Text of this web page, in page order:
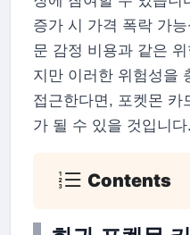
증가 시 가격 폭락 가
문 감정 비용과 같은
지만 이러한 위험성을
접근한다면, 포켓몬 카
가 될 수 있을 것입니다.
Contents